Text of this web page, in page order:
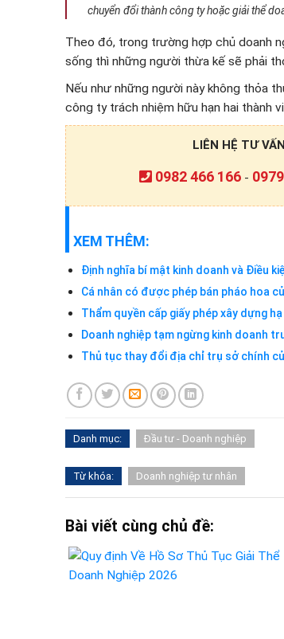
chuyển đổi thành công ty hoặc giải thể
Theo đó, trong trường hợp chủ doanh
sống thì những người thừa kế sẽ phải
Nếu như những người này không thỏa
công ty trách nhiệm hữu hạn hai thành
LIÊN HỆ TƯ VẤN
0982 466 166 -
XEM THÊM:
Định nghĩa bí mật kinh doanh và Điều
Cá nhân có được phép bán pháo hoa
Thẩm quyền cấp giấy phép xây dựng
Doanh nghiệp tạm ngừng kinh doanh
Thủ tục thay đổi địa chỉ trụ sở chính
Danh mục: Đầu tư - Doanh nghiệp
Từ khóa: Doanh nghiệp tư nhân
Bài viết cùng chủ đề: